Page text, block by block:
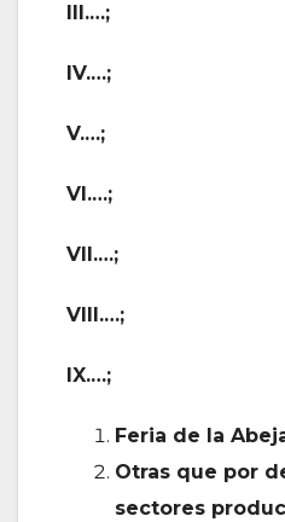
III.…;
IV.…;
V.…;
VI.…;
VII.…;
VIII.…;
IX.…;
Feria de la
Otras que por
sectores